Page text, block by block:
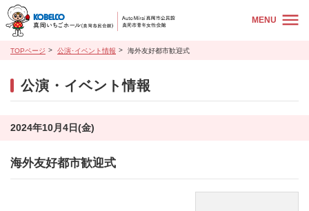
MENU
TOPページ 公演･イベント情報 海外友好都市歓迎式
公演・イベント情報
2024年10月4日(金)
海外友好都市歓迎式